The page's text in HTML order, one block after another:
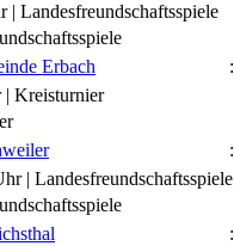
Landesfreundschaftsspiele
Erbach
:
| Kreisturnier
:
| Landesfreundschaftsspiele
: